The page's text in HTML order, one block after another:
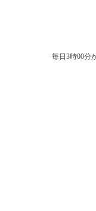
毎日3時00分